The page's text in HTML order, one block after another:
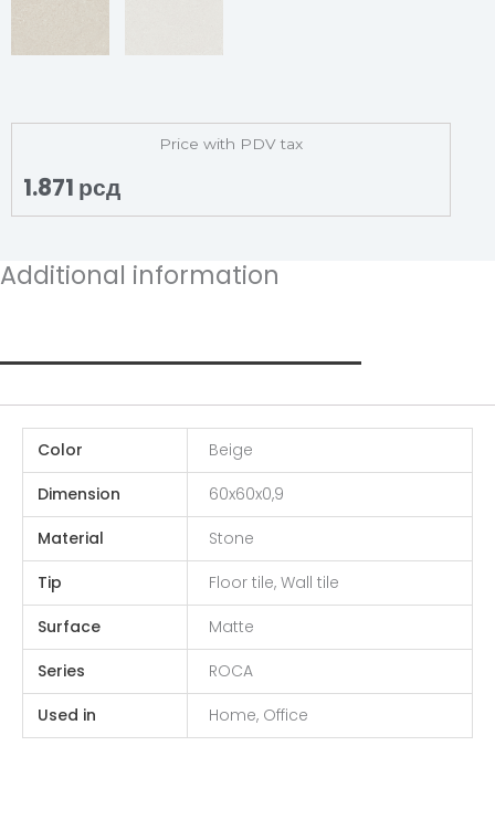
Price with PDV tax
1.871 рсд
Additional information
Color
Beige
Dimension
60x60x0,9
Material
Stone
Tip
Floor tile, Wall tile
Surface
Matte
Series
ROCA
Used in
Home, Office